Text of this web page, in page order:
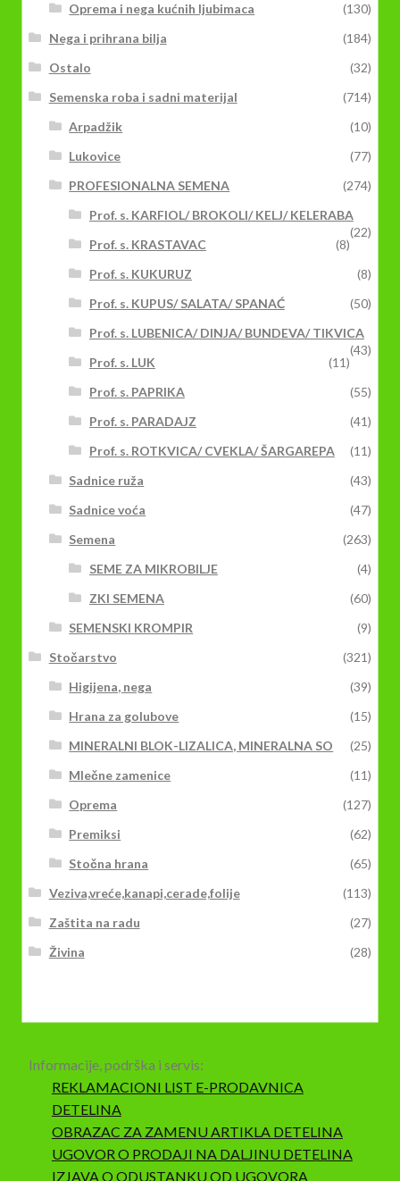
Oprema i nega kućnih ljubimaca
(130)
Nega i prihrana bilja
(184)
Ostalo
(32)
Semenska roba i sadni materijal
(714)
Arpadžik
(10)
Lukovice
(77)
PROFESIONALNA SEMENA
(274)
Prof. s. KARFIOL/ BROKOLI/ KELJ/ KELERABA
(22)
Prof. s. KRASTAVAC
(8)
Prof. s. KUKURUZ
(8)
Prof. s. KUPUS/ SALATA/ SPANAĆ
(50)
Prof. s. LUBENICA/ DINJA/ BUNDEVA/ TIKVICA
(43)
Prof. s. LUK
(11)
Prof. s. PAPRIKA
(55)
Prof. s. PARADAJZ
(41)
Prof. s. ROTKVICA/ CVEKLA/ ŠARGAREPA
(11)
Sadnice ruža
(43)
Sadnice voća
(47)
Semena
(263)
SEME ZA MIKROBILJE
(4)
ZKI SEMENA
(60)
SEMENSKI KROMPIR
(9)
Stočarstvo
(321)
Higijena, nega
(39)
Hrana za golubove
(15)
MINERALNI BLOK-LIZALICA, MINERALNA SO
(25)
Mlečne zamenice
(11)
Oprema
(127)
Premiksi
(62)
Stočna hrana
(65)
Veziva,vreće,kanapi,cerade,folije
(113)
Zaštita na radu
(27)
Živina
(28)
Informacije, podrška i servis:
REKLAMACIONI LIST E-PRODAVNICA
DETELINA
OBRAZAC ZA ZAMENU ARTIKLA DETELINA
UGOVOR O PRODAJI NA DALJINU DETELINA
IZJAVA O ODUSTANKU OD UGOVORA